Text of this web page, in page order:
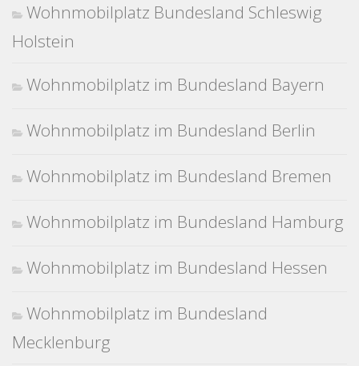
Wohnmobilplatz Bundesland Schleswig
Holstein
Wohnmobilplatz im Bundesland Bayern
Wohnmobilplatz im Bundesland Berlin
Wohnmobilplatz im Bundesland Bremen
Wohnmobilplatz im Bundesland Hamburg
Wohnmobilplatz im Bundesland Hessen
Wohnmobilplatz im Bundesland
Mecklenburg